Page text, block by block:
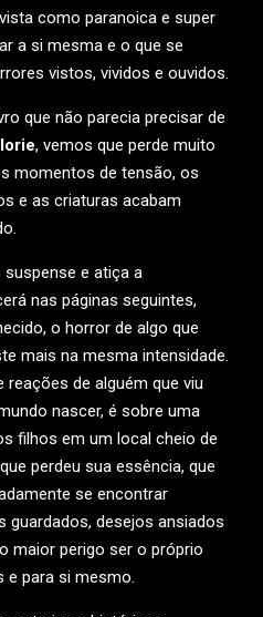
como paranoica e super
a si mesma e o que se
vistos, vividos e ouvidos.
que não parecia precisar de
, vemos que perde muito
momentos de tensão, os
e as criaturas acabam
e atiça a
nas páginas seguintes,
o horror de algo que
mais na mesma intensidade.
de alguém que viu
nascer, é sobre uma
filhos em um local cheio de
perdeu sua essência, que
se encontrar
guardados, desejos ansiados
maior perigo ser o próprio
e para si mesmo.